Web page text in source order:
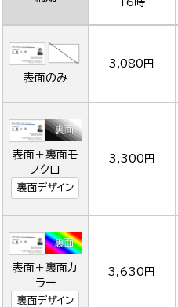
表面のみ
3,080円
表面＋裏面モ
ノクロ
裏面デザイン
3,300円
表面＋裏面カ
ラー
裏面デザイン
3,630円